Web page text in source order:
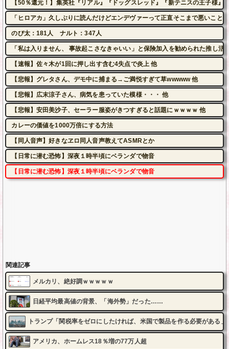
【50％還元！】集英社『リアル』『ドッグスレッド』『新テニスの王子様』
「ヒロアカ」久しぶりに読んだけどエンデヴァーって正直そこまで悪いこと
のび太：181人 ナルト：347人
「私は入りません、 事故起こさなきゃいい」と保険加入を勧められた推し
【速報】佐々木が1回に押し出す含む4失点で炎上 他
【悲報】グレタさん、デモ中に捕まる→ご満悦すぎて草wwwww 他
【悲報】広末涼子さん、病気を患っていた模様・・・ 他
【悲報】安田美沙子、セーラー服姿がきつすぎると話題にｗｗｗｗ 他
カレーの価値を1000万倍にする方法
【同人音声】好きなヱロ同人音声教えてASMRとか
【日常に潜む恐怖】深夜１時半頃にベランダで物音
【日常に潜む恐怖】深夜１時半頃にベランダで物音
関連記事
メルカリ、絶好調ｗｗｗｗｗ
日経平均最高値の背景、「海外勢」だった……
トランプ「関税率をゼロにしたければ、米国で製品を作る必要がある」
アメリカ、ホームレス18％増の77万人超